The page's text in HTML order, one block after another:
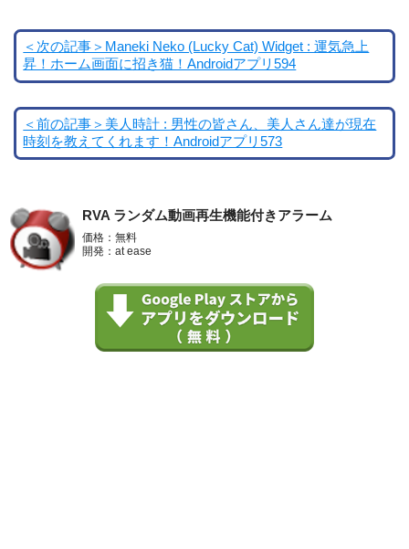
＜次の記事＞Maneki Neko (Lucky Cat) Widget : 運気急上
昇！ホーム画面に招き猫！Androidアプリ594
＜前の記事＞美人時計 : 男性の皆さん、美人さん達が現在
時刻を教えてくれます！Androidアプリ573
RVA ランダム動画再生機能付きアラーム
価格：無料
開発：at ease